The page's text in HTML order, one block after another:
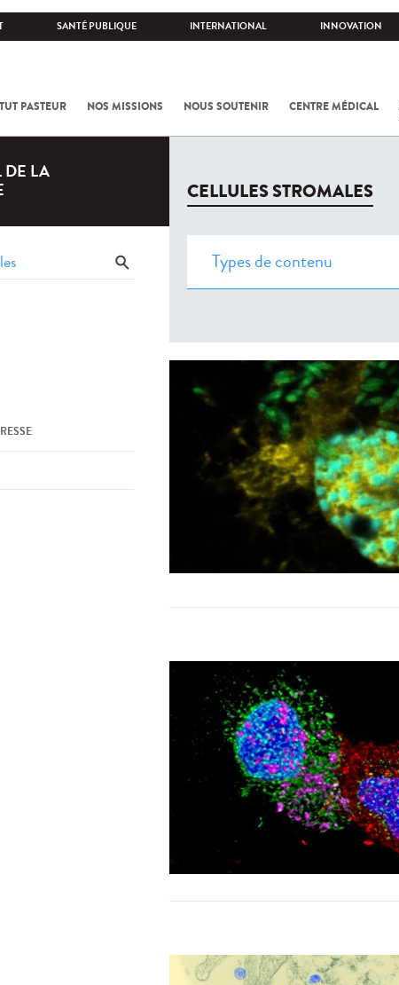
SANTÉ PUBLIQUE INTERNATIONAL INNOVATION
PASTEUR NOS MISSIONS NOUS SOUTENIR CENTRE MÉDICAL
DE LA
CELLULES STROMALES